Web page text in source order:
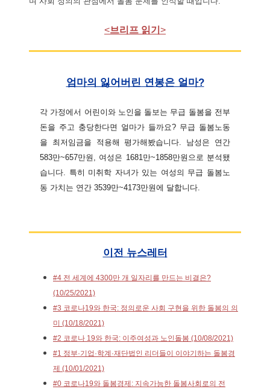
<브리프 읽기 >
엄마의 잃어버린 연봉은 얼마?
각 가정에서 어린이와 노인을 돌보는 무급 돌봄을 전부
돈을 주고 충당한다면 얼마가 들까요? 무급 돌봄노동
을 최저임금을 적용해 평가해봤습니다. 남성은 연간
583만~657만원, 여성은 1681만~1858만원으로 분석됐
습니다. 특히 미취학 자녀가 있는 여성의 무급 돌봄노
동 가치는 연간 3539만~4173만원에 달합니다.
이전 뉴스레터
#4 전 세계에 4300만 개 일자리를 만드는 비결은?
(10/25/2021)
#3 코로나19와 한국: 정의로운 사회 구현을 위한 돌봄의 의
미 (10/18/2021)
#2 코로나 19와 한국: 이주여성과 노인돌봄 (10/08/2021)
#1 정부·기업·학계·재단법인 리더들이 이야기하는 돌봄경
제 (10/01/2021)
#0 코로나19와 돌봄경제: 지속가능한 돌봄사회로의 전